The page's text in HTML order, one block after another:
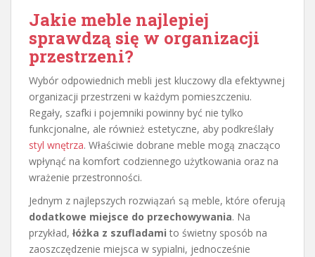
Jakie meble najlepiej
sprawdzą się w organizacji
przestrzeni?
Wybór odpowiednich mebli jest kluczowy dla efektywnej
organizacji przestrzeni w każdym pomieszczeniu.
Regały, szafki i pojemniki powinny być nie tylko
funkcjonalne, ale również estetyczne, aby podkreślały
styl wnętrza. Właściwie dobrane meble mogą znacząco
wpłynąć na komfort codziennego użytkowania oraz na
wrażenie przestronności.
Jednym z najlepszych rozwiązań są meble, które oferują
dodatkowe miejsce do przechowywania. Na
przykład, łóżka z szufladami to świetny sposób na
zaoszczędzenie miejsca w sypialni, jednocześnie